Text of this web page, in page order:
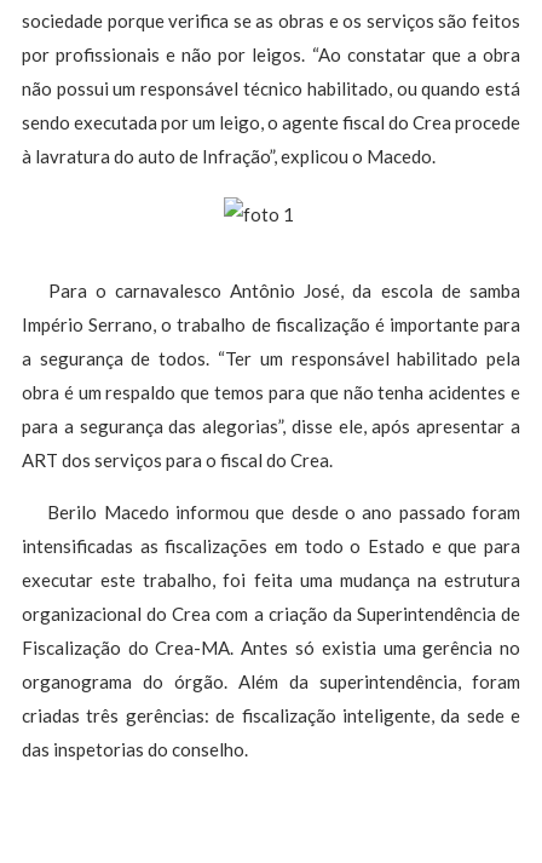
sociedade porque verifica se as obras e os serviços são feitos
por profissionais e não por leigos. “Ao constatar que a obra
não possui um responsável técnico habilitado, ou quando está
sendo executada por um leigo, o agente fiscal do Crea procede
à lavratura do auto de Infração”, explicou o Macedo.
Para o carnavalesco Antônio José, da escola de samba
Império Serrano, o trabalho de fiscalização é importante para
a segurança de todos. “Ter um responsável habilitado pela
obra é um respaldo que temos para que não tenha acidentes e
para a segurança das alegorias”, disse ele, após apresentar a
ART dos serviços para o fiscal do Crea.
Berilo Macedo informou que desde o ano passado foram
intensificadas as fiscalizações em todo o Estado e que para
executar este trabalho, foi feita uma mudança na estrutura
organizacional do Crea com a criação da Superintendência de
Fiscalização do Crea-MA. Antes só existia uma gerência no
organograma do órgão. Além da superintendência, foram
criadas três gerências: de fiscalização inteligente, da sede e
das inspetorias do conselho.